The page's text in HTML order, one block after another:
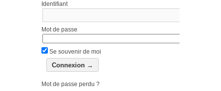
Identifiant
Mot de passe
Se souvenir de moi
Mot de passe perdu ?